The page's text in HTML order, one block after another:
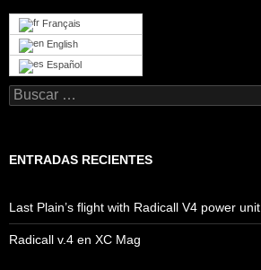
Français
English
Español
Buscar:
ENTRADAS RECIENTES
Last Plain’s flight with Radicall V4 power unit
Radicall v.4 en XC Mag